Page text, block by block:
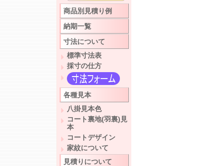
商品別見積り例
納期一覧
寸法について
標準寸法表
採寸の仕方
各種見本
八掛見本色
コート裏地(羽裏)見
本
コートデザイン
家紋について
見積りについて